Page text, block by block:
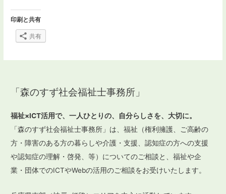
印刷と共有
共有
「森のすず社会福祉士事務所」
福祉×ICT活用で、一人ひとりの、自分らしさを、大切に。
「森のすず社会福祉士事務所」は、福祉（権利擁護、ご高齢の
方・障害のある方の暮らしや介護・支援、認知症の方への支援
や認知症の理解・啓発、等）についてのご相談と、福祉や企
業・団体でのICTやWebの活用のご相談をお受けいたします。